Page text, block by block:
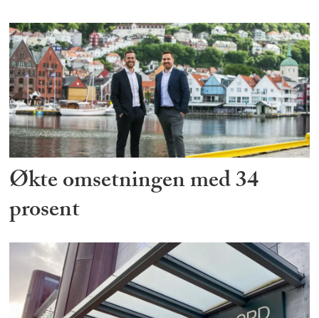
Økte omsetningen med 34
prosent